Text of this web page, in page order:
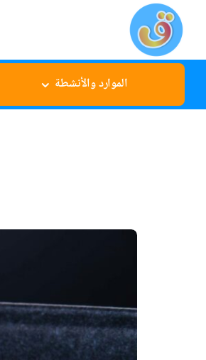
content
الموارد والأنشطة